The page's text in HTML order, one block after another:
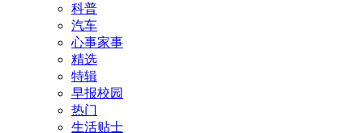
科普
汽车
心事家事
精选
特辑
早报校园
热门
生活贴士